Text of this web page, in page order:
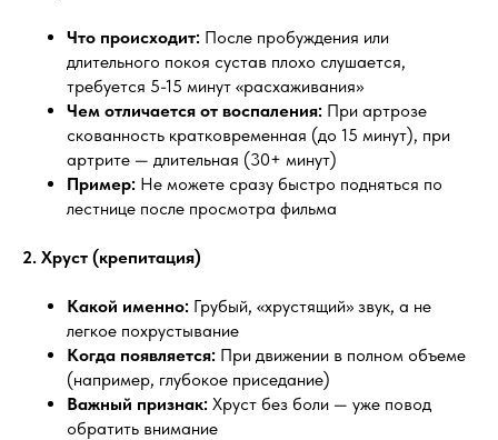
Что происходит: После пробуждения или
длительного покоя сустав плохо слушается,
требуется 5-15 минут «расхаживания»
Чем отличается от воспаления: При артрозе
скованность кратковременная (до 15 минут), при
артрите — длительная (30+ минут)
Пример: Не можете сразу быстро подняться по
лестнице после просмотра фильма
2. Хруст (крепитация)
Какой именно: Грубый, «хрустящий» звук, а не
легкое похрустывание
Когда появляется: При движении в полном объеме
(например, глубокое приседание)
Важный признак: Хруст без боли — уже повод
обратить внимание